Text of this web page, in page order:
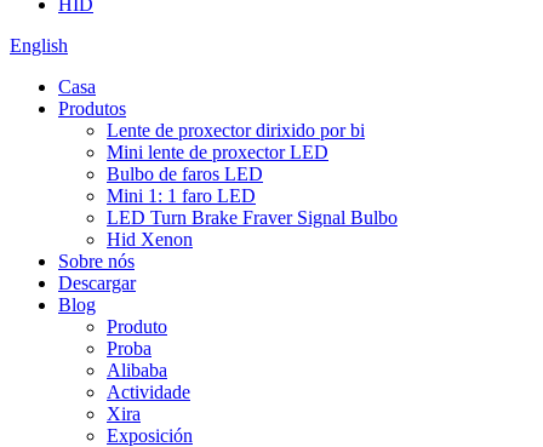
English
Casa
Produtos
Lente de proxector dirixido por bi
Mini lente de proxector LED
Bulbo de faros LED
Mini 1: 1 faro LED
LED Turn Brake Fraver Signal Bulbo
Hid Xenon
Sobre nós
Descargar
Blog
Produto
Proba
Alibaba
Actividade
Xira
Exposición